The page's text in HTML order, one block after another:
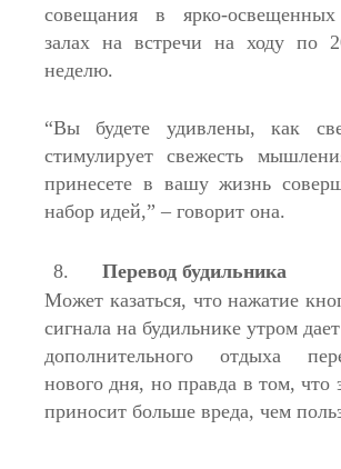
совещания в ярко-
залах на встречи на ходу по
неделю.
“Вы будете удивлены, как
стимулирует свежесть
принесете в вашу жизнь
набор идей,” – говорит она.
Перевод будильника
Может казаться, что нажатие
сигнала на будильнике утром
дополнительного отдыха
нового дня, но правда в том, что
приносит больше вреда, чем